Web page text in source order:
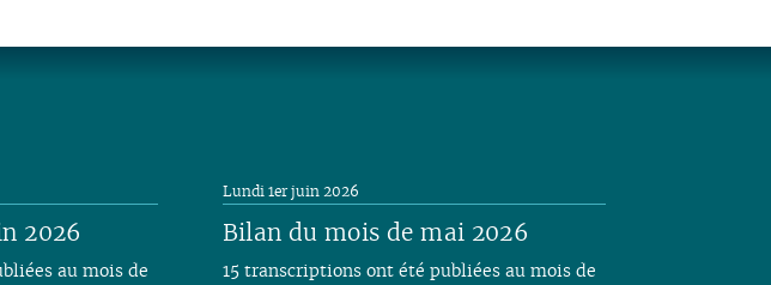
2026
au mois de
Bilan du mois de mai 2026
Lundi 1er juin 2026
15 transcriptions ont été publiées au mois de